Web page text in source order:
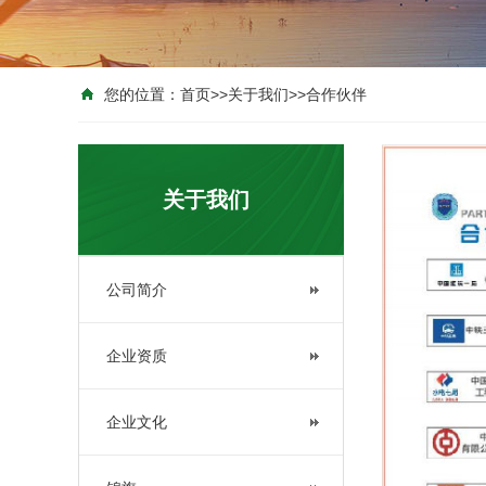
您的位置： 首页>>关于我们>>合作伙伴
关于我们
公司简介
企业资质
企业文化